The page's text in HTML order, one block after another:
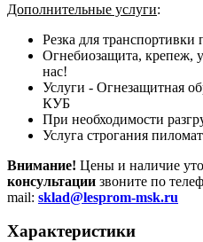
Дополнительные услуги:
Резка для
Огнебиозащита, крепеж,
нас!
Услуги - Огнезащитная
КУБ
При необходимости
Услуга строгания
Внимание! Цены и наличие
консультации звоните по
mail: sklad@lesprom-msk.ru
Характеристики